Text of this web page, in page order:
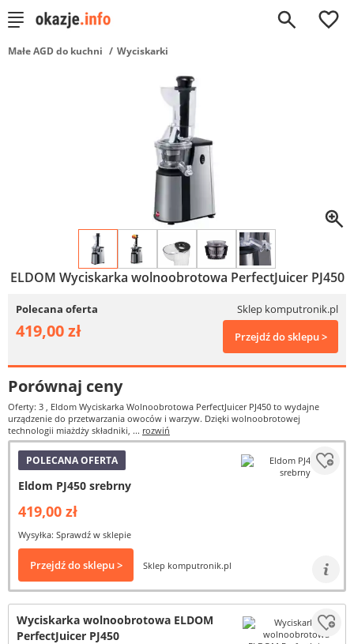
0
Małe AGD do kuchni Wyciskarki
ELDOM Wyciskarka wolnoobrotowa PerfectJuicer PJ450
Polecana oferta Sklep komputronik.pl
419,00 zł Przejdź do sklepu >
Porównaj ceny
Oferty: 3 , Eldom Wyciskarka Wolnoobrotowa PerfectJuicer PJ450 to wydajne
urządzenie do przetwarzania owoców i warzyw. Dzięki wolnoobrotowej
technologii miażdży składniki, ... rozwiń
POLECANA OFERTA
Eldom PJ450 srebrny
419,00 zł
Wysyłka: Sprawdź w sklepie
Przejdź do sklepu > Sklep komputronik.pl
Wyciskarka wolnoobrotowa ELDOM
PerfectJuicer PJ450